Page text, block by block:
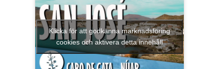
Klicka för att godkänna marknadsföring
cookies och aktivera detta innehåll